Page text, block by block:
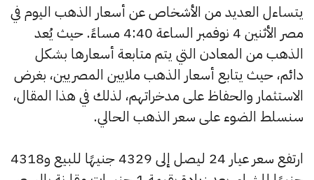
يتساءل العديد من الأشخاص عن أسعار الذهب اليوم في
مصر الأثنين 4 نوفمبر الساعة 4:40 مساءً. حيث يُعد
الذهب من المعادن التي يتم متابعة أسعارها بشكل
دائم، حيث يتابع أسعار الذهب ملايين المصريين، بغرض
الاستثمار والحفاظ على مدخراتهم، لذلك في هذا المقال،
سنسلط الضوء على سعر الذهب الحالي.
ارتفع سعر عيار 24 ليصل إلى 4329 جنيهًا للبيع و4318